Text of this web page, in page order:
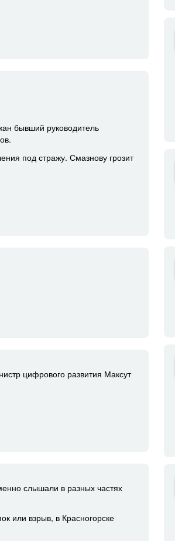
бывший руководитель
под стражу. Смазнову грозит
цифрового развития Максут
слышали в разных частях
или взрыв, в Красногорске